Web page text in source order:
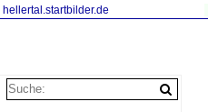
hellertal.startbilder.de